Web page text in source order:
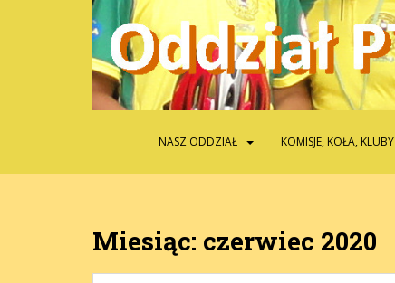
i
NASZ ODDZIAŁ KOMISJE, KOŁA, KLUBY
Miesiąc: czerwiec 2020